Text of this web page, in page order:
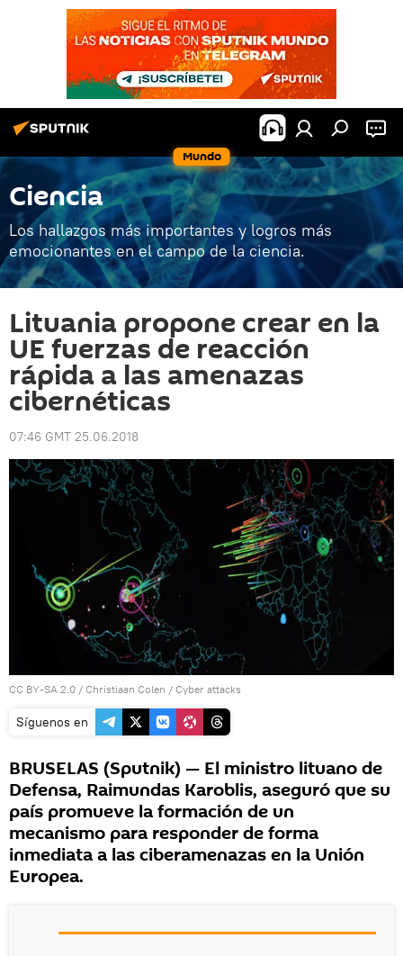
Mundo
Ciencia
Los hallazgos más importantes y logros más
emocionantes en el campo de la ciencia.
Lituania propone crear en la
UE fuerzas de reacción
rápida a las amenazas
cibernéticas
07:46 GMT 25.06.2018
CC BY-SA 2.0 / Christiaan Colen / Cyber attacks
Síguenos en
BRUSELAS (Sputnik) — El ministro lituano de
Defensa, Raimundas Karoblis, aseguró que su
país promueve la formación de un
mecanismo para responder de forma
inmediata a las ciberamenazas en la Unión
Europea.